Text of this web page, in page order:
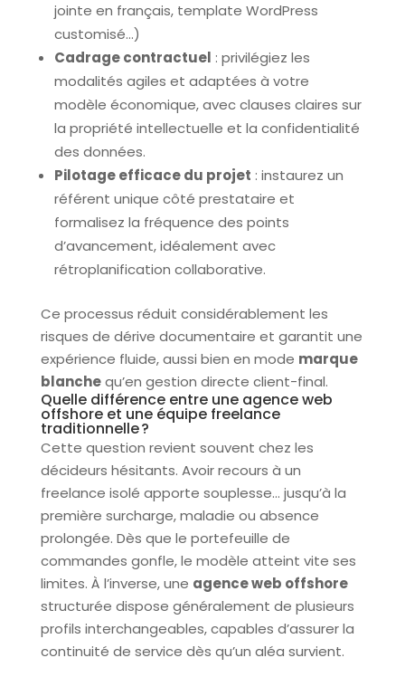
jointe en français, template WordPress
customisé…)
Cadrage contractuel : privilégiez les
modalités agiles et adaptées à votre
modèle économique, avec clauses claires sur
la propriété intellectuelle et la confidentialité
des données.
Pilotage efficace du projet : instaurez un
référent unique côté prestataire et
formalisez la fréquence des points
d’avancement, idéalement avec
rétroplanification collaborative.
Ce processus réduit considérablement les
risques de dérive documentaire et garantit une
expérience fluide, aussi bien en mode marque
blanchequ’en gestion directe client-final.
Quelle différence entre une agence web
offshore et une équipe freelance
traditionnelle ?
Cette question revient souvent chez les
décideurs hésitants. Avoir recours à un
freelance isolé apporte souplesse… jusqu’à la
première surcharge, maladie ou absence
prolongée. Dès que le portefeuille de
commandes gonfle, le modèle atteint vite ses
limites. À l’inverse, une agence web offshore
structurée dispose généralement de plusieurs
profils interchangeables, capables d’assurer la
continuité de service dès qu’un aléa survient.